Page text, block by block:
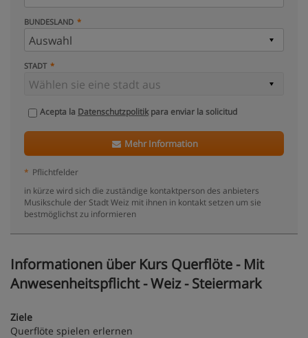
BUNDESLAND
STADT
Acepta la Datenschutzpolitikpara enviar la solicitud
Mehr Information
* Pflichtfelder
in kürze wird sich die zuständige kontaktperson des anbieters
Musikschule der Stadt Weiz mit ihnen in kontakt setzen um sie
bestmöglichst zu informieren
Informationen über Kurs Querflöte - Mit
Anwesenheitspflicht - Weiz - Steiermark
Ziele
Querflöte spielen erlernen